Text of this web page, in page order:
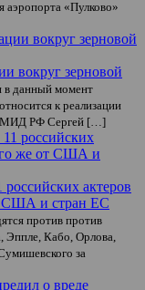
«Пулково»
вокруг зерновой
в данный момент
к реализации
МИД РФ Сергей […]
актеров
США и стран ЕС
против против
Эппле, Кабо, Орлова,
за